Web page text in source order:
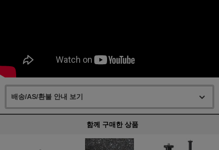
배송/AS/환불 안내 보기
함께 구매한 상품